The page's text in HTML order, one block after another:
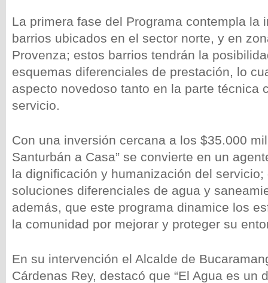
La primera fase del Programa contempla la
barrios ubicados en el sector norte, y en
Provenza; estos barrios tendrán la
esquemas diferenciales de prestación, lo
aspecto novedoso tanto en la parte técnica
servicio.
Con una inversión cercana a los $35.000
Santurbán a Casa” se convierte en un
la dignificación y humanización del
soluciones diferenciales de agua y
además, que este programa dinamice los
la comunidad por mejorar y proteger su
En su intervención el Alcalde de
Cárdenas Rey, destacó que “El Agua es un